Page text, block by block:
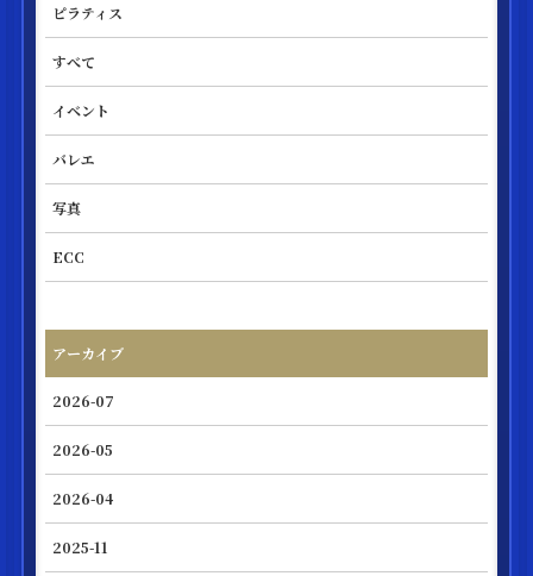
ピラティス
すべて
イベント
バレエ
写真
ECC
アーカイブ
2026-07
2026-05
2026-04
2025-11